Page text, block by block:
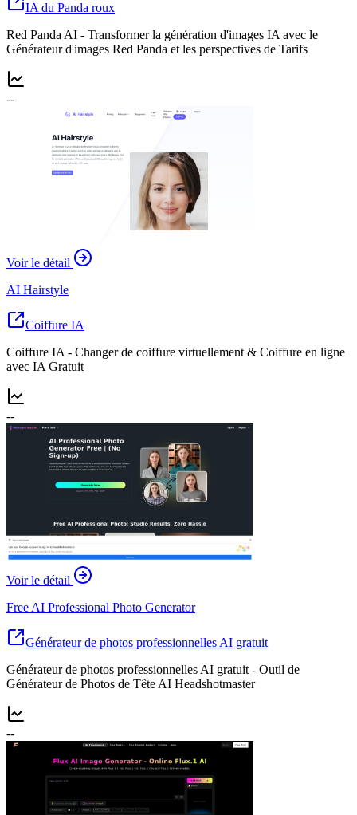
IA du Panda roux
Red Panda AI - Transformer la génération d'images IA avec le
Générateur d'images Red Panda et les perspectives de Tarifs
--
Voir le détail
AI Hairstyle
Coiffure IA
Coiffure IA - Changer de coiffure virtuellement & Coiffure en ligne
avec IA Gratuit
--
Voir le détail
Free AI Professional Photo Generator
Générateur de photos professionnelles AI gratuit
Générateur de photos professionnelles AI gratuit - Outil de
Générateur de Photos de Tête AI Headshotmaster
--